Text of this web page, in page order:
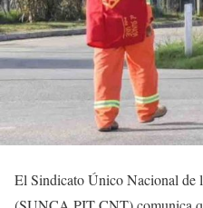
El Sindicato Único Nacional de